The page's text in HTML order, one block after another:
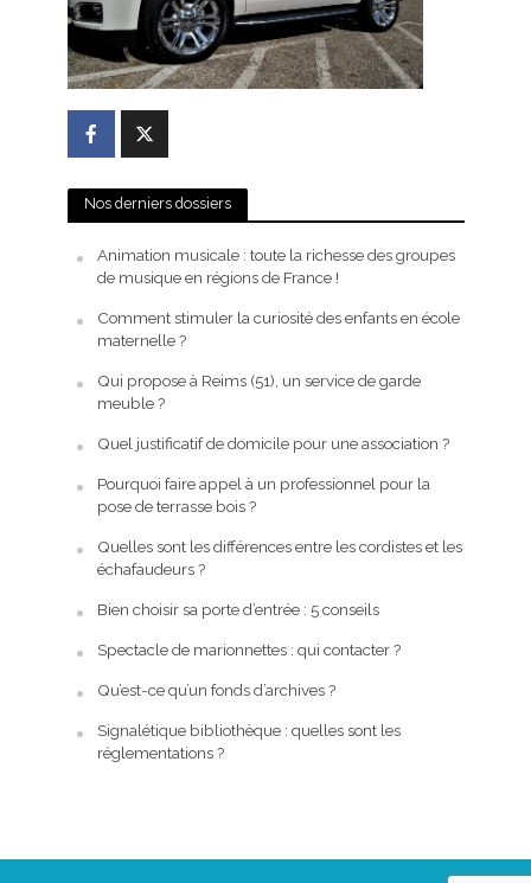
Nos derniers dossiers
Animation musicale : toute la richesse des groupes
de musique en régions de France !
Comment stimuler la curiosité des enfants en école
maternelle ?
Qui propose à Reims (51), un service de garde
meuble ?
Quel justificatif de domicile pour une association ?
Pourquoi faire appel à un professionnel pour la
pose de terrasse bois ?
Quelles sont les différences entre les cordistes et les
échafaudeurs ?
Bien choisir sa porte d’entrée : 5 conseils
Spectacle de marionnettes : qui contacter ?
Qu’est-ce qu’un fonds d’archives ?
Signalétique bibliothèque : quelles sont les
réglementations ?